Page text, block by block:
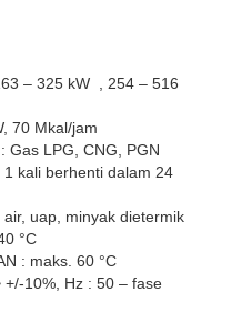
– 325 kW , 254 – 516
70 Mkal/jam
Gas LPG, CNG, PGN
1 kali berhenti dalam 24
air, uap, minyak dietermik
°C
: maks. 60 °C
+/-10%, Hz : 50 – fase